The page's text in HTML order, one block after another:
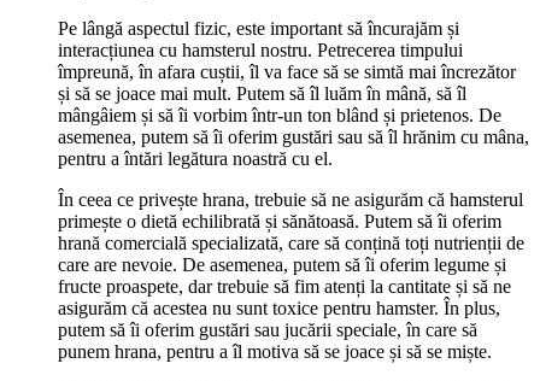
Pe lângă aspectul fizic, este important să încurajăm și
interacțiunea cu hamsterul nostru. Petrecerea timpului
împreună, în afara cuștii, îl va face să se simtă mai încrezător
și să se joace mai mult. Putem să îl luăm în mână, să îl
mângâiem și să îi vorbim într-un ton blând și prietenos. De
asemenea, putem să îi oferim gustări sau să îl hrănim cu mâna,
pentru a întări legătura noastră cu el.
În ceea ce privește hrana, trebuie să ne asigurăm că hamsterul
primește o dietă echilibrată și sănătoasă. Putem să îi oferim
hrană comercială specializată, care să conțină toți nutrienții de
care are nevoie. De asemenea, putem să îi oferim legume și
fructe proaspete, dar trebuie să fim atenți la cantitate și să ne
asigurăm că acestea nu sunt toxice pentru hamster. În plus,
putem să îi oferim gustări sau jucării speciale, în care să
punem hrana, pentru a îl motiva să se joace și să se miște.